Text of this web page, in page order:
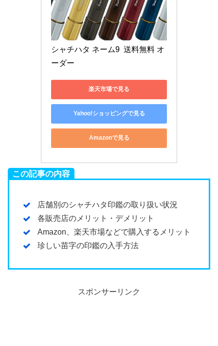
シャチハタ ネーム9  送料無料 オ
ーダー
楽天市場で見る
Yahoo!ショッピングで見る
Amazonで見る
この記事の内容
店舗別のシャチハタ印鑑の取り扱い状況
各販売店のメリット・デメリット
Amazon、楽天市場などで購入するメリット
珍しい苗字の印鑑の入手方法
スポンサーリンク